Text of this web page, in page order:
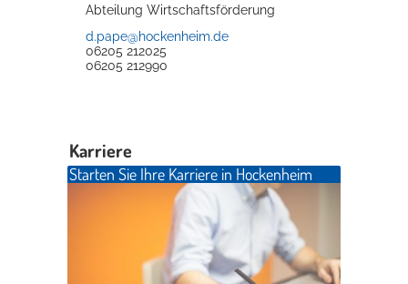
Abteilung Wirtschaftsförderung
d.pape@hockenheim.de
06205 212025
06205 212990
Karriere
Starten Sie Ihre Karriere in Hockenheim